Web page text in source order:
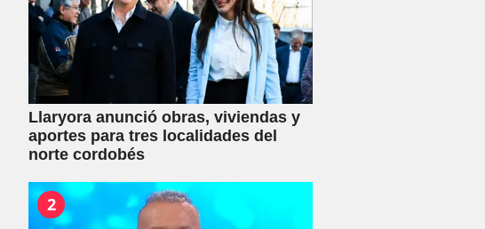
Llaryora anunció obras, viviendas y
aportes para tres localidades del
norte cordobés
2